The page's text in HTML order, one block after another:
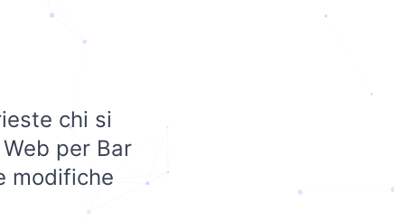
chi si
per Bar
modifiche